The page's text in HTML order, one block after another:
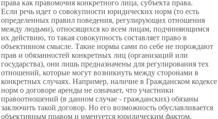
права как правомочия конкретного лица, субъекта права.
Если речь идет о совокупности юридических норм (то есть
определенных правил поведения, регулирующих отношения
между людьми), относящихся ко всем лицам, подчиняющимся
их действию, то такая совокупность составляет право в
объективном смысле. Такие нормы сами по себе не порождают
прав и обязанностей конкретных лиц (организаций или
государства), они лишь предназначены для регулирования тех
отношений, которые могут возникнуть между сторонами в
конкретных случаях. Например, наличие в Гражданском кодексе
норм о договоре аренды не означает, что участники
правоотношений (в данном случае - гражданских) обязаны
заключить такой договор. Но его возможность обуславливается
объективным правом и именуется юридическим фактом.